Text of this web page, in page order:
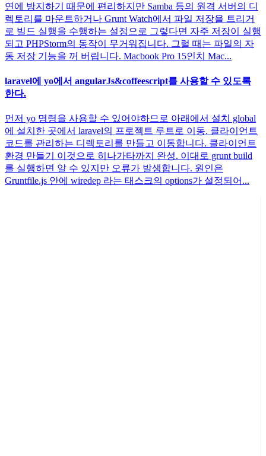
연에 방지하기 때문에 편리하지만 Samba 등의 원격 서버의 디
렉토리를 마운트하거나 Grunt Watch에서 파일 저장을 트리거
로 빌드 실행을 수행하는 설정으로 그렇다면 자주 저장이 실행
되고 PHPStorm의 동작이 무거워집니다. 그럴 때는 파일의 자
동 저장 기능을 꺼 버립니다. Macbook Pro 15인치 Mac...
laravel에 yo에서 angularJs&coffeescript를 사용할 수 있도록
한다.
먼저 yo 명령을 사용할 수 있어야하므로 아래에서 설치 global
에 설치한 곳에서 laravel의 프로젝트 루트로 이동. 클라이언트
코드를 관리하는 디렉토리를 만들고 이동합니다. 클라이언트
환경 만들기 이것으로 히나가타까지 완성. 이대로 grunt build
를 실행하면 알 수 있지만 오류가 발생합니다. 원인은
Gruntfile.js 안에 wiredep 라는 태스크의 options가 설정되어...